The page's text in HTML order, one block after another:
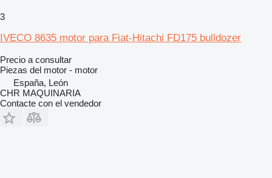
3
IVECO 8635 motor para Fiat-Hitachi FD175 bulldozer
Precio a consultar
Piezas del motor - motor
España, León
CHR MAQUINARIA
Contacte con el vendedor